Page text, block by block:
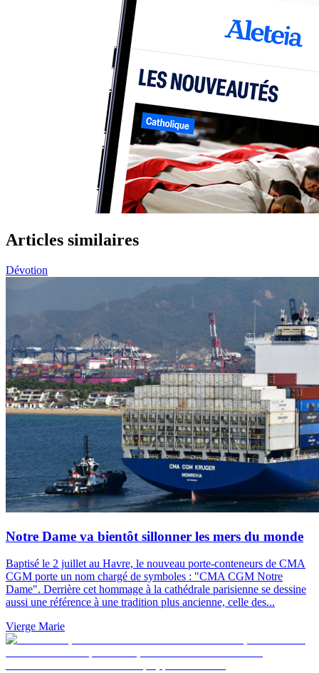
Articles similaires
Dévotion
Notre Dame va bientôt sillonner les mers du monde
Baptisé le 2 juillet au Havre, le nouveau porte-conteneurs de CMA
CGM porte un nom chargé de symboles : "CMA CGM Notre
Dame". Derrière cet hommage à la cathédrale parisienne se dessine
aussi une référence à une tradition plus ancienne, celle des...
Vierge Marie